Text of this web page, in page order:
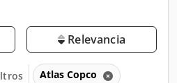
Relevancia
Atlas Copco